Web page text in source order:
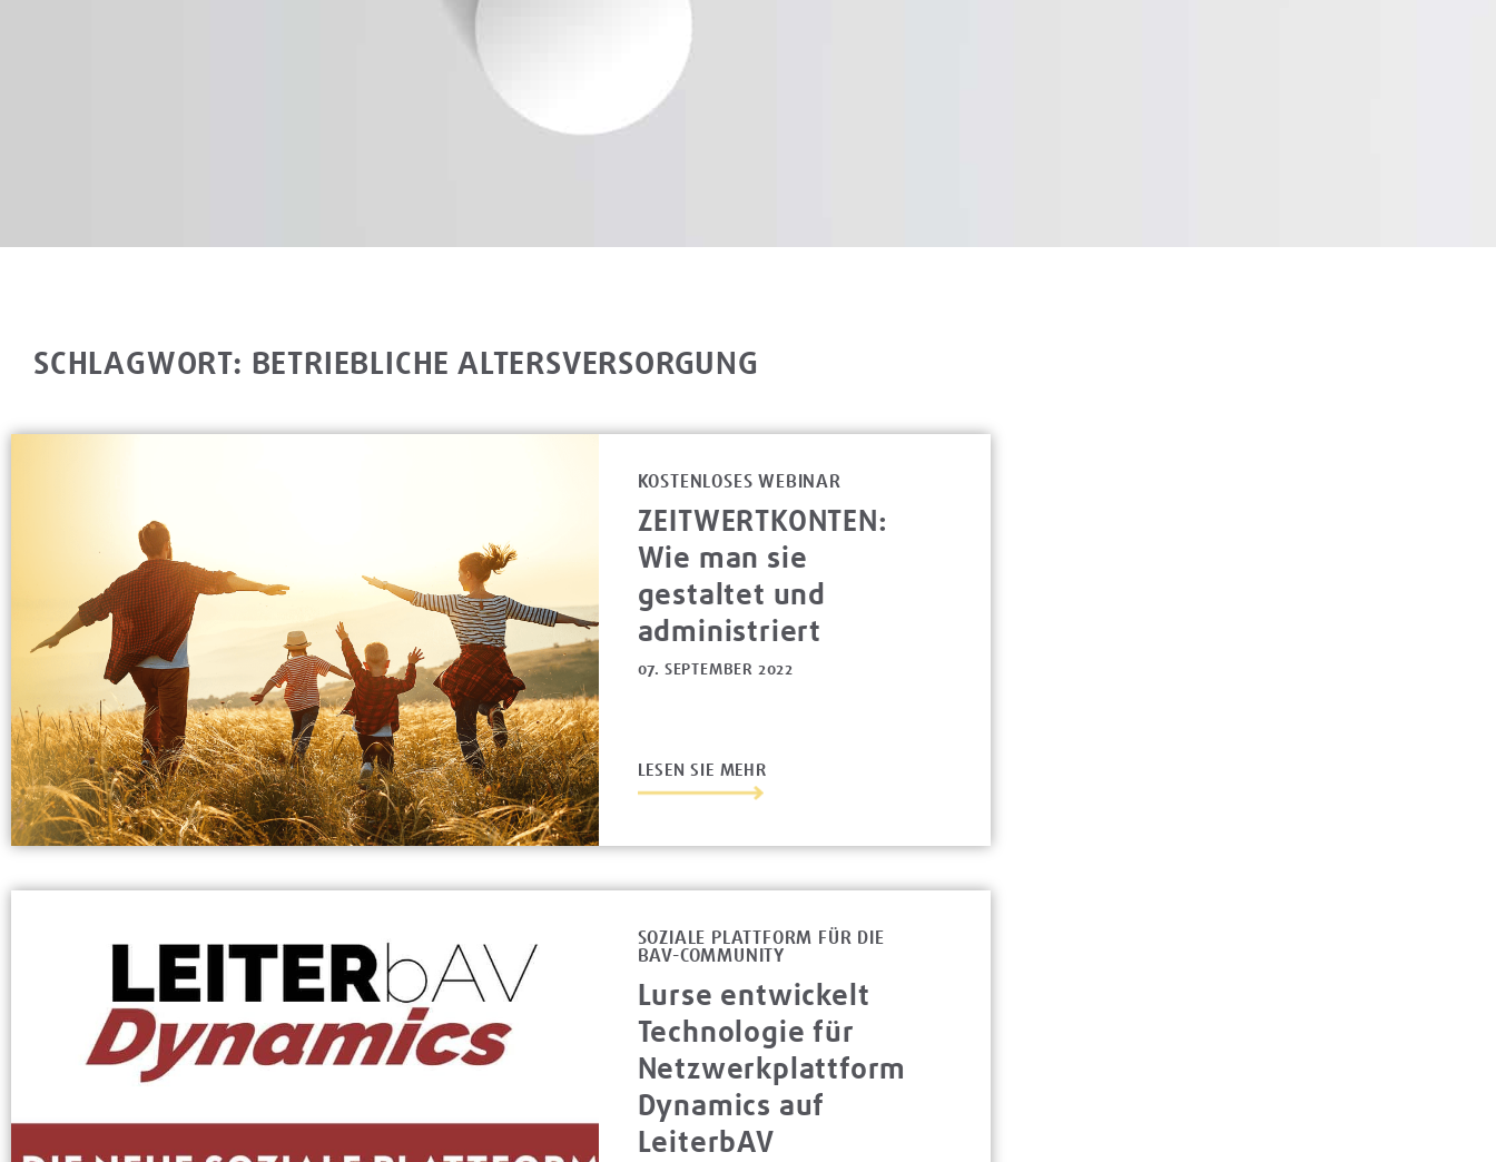
SCHLAGWORT: BETRIEBLICHE ALTERSVERSORGUNG
KOSTENLOSES WEBINAR
ZEITWERTKONTEN:
Wie man sie
gestaltet und
administriert
07. SEPTEMBER 2022
LESEN SIE MEHR
SOZIALE PLATTFORM FÜR DIE
BAV-COMMUNITY
Lurse entwickelt
Technologie für
Netzwerkplattform
Dynamics auf
LeiterbAV